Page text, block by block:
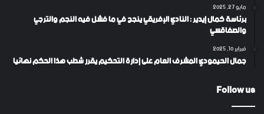
مايو 27, 2025
برئاسة كمال إيدير : النادي الإفريقي ينجح في ما فشل فيه النجم والترجي
والصفاقسي
فبراير 10, 2025
جمال الحيمودي المشرف العام على إدارة التحكيم يقرر شطب هذا الحكم نهائيا
Follow us